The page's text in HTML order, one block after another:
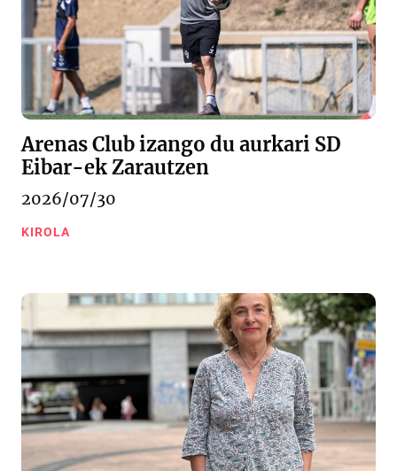
Arenas Club izango du aurkari SD
Eibar-ek Zarautzen
2026/07/30
KIROLA